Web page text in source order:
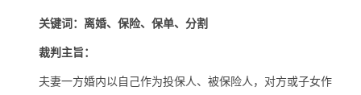
关键词：离婚、保险、保单、分割
裁判主旨：
夫妻一方婚内以自己作为投保人、被保险人，对方或子女作